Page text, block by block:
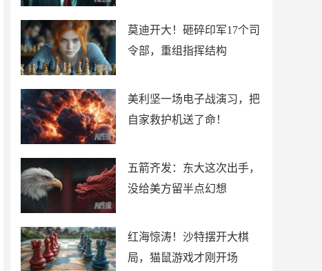
莫迪开大！砸碎印军17个司
令部，重组指挥结构
美利坚一场电子战演习，把
自家救护机送了命！
五箭齐发：东大这次出手，
没给美方留半点幻想
红海惊涛！沙特摆开大棋
局，猫鼠游戏才刚开场